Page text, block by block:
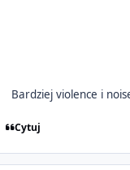
Bardziej violence i
Cytuj